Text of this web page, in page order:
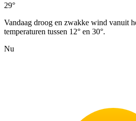
29°
Vandaag droog en zwakke wind vanuit
temperaturen tussen 12° en 30°.
Nu